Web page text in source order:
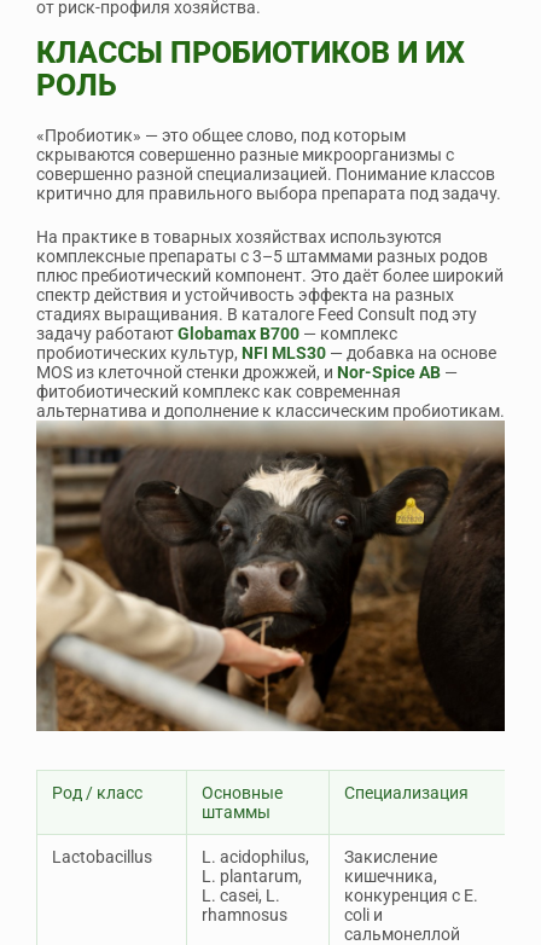
от риск-профиля хозяйства.
КЛАССЫ ПРОБИОТИКОВ И ИХ
РОЛЬ
«Пробиотик» — это общее слово, под которым
скрываются совершенно разные микроорганизмы с
совершенно разной специализацией. Понимание классов
критично для правильного выбора препарата под задачу.
На практике в товарных хозяйствах используются
комплексные препараты с 3–5 штаммами разных родов
плюс пребиотический компонент. Это даёт более широкий
спектр действия и устойчивость эффекта на разных
стадиях выращивания. В каталоге Feed Consult под эту
задачу работаютGlobamax B700 — комплекс
пробиотических культур, NFI MLS30 — добавка на основе
MOS из клеточной стенки дрожжей, и Nor-Spice AB —
фитобиотический комплекс как современная
альтернатива и дополнение к классическим пробиотикам.
Род / класс
Основные
штаммы
Специализация
Lactobacillus
L. acidophilus,
L. plantarum,
L. casei, L.
rhamnosus
Закисление
кишечника,
конкуренция с E.
coli и
сальмонеллой